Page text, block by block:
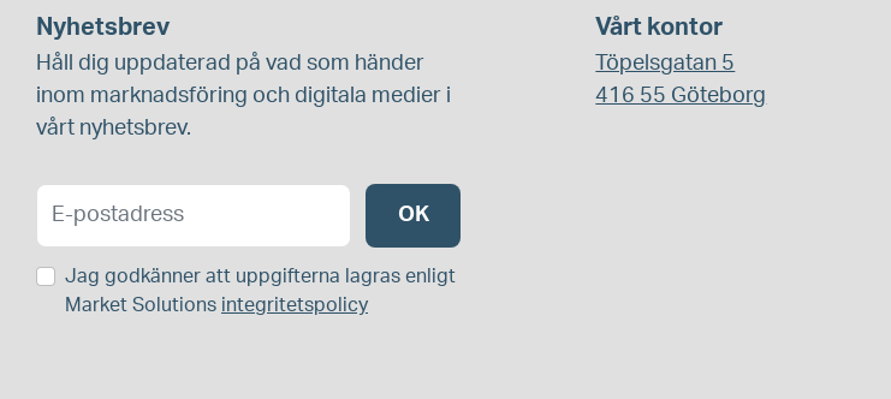
Nyhetsbrev
Håll dig uppdaterad på vad som händer
inom marknadsföring och digitala medier i
vårt nyhetsbrev.
OK
Jag godkänner att uppgifterna lagras enligt
Market Solutions integritetspolicy
Vårt kontor
Töpelsgatan 5
416 55 Göteborg